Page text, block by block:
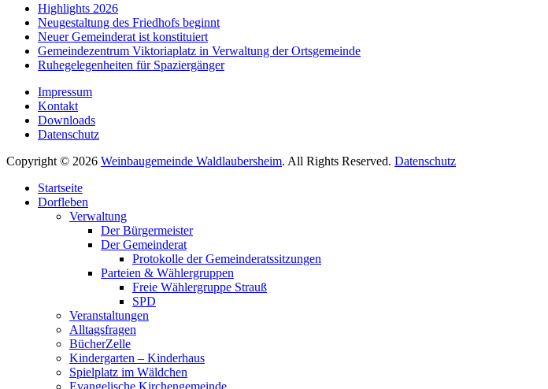
Highlights 2026
Neugestaltung des Friedhofs beginnt
Neuer Gemeinderat ist konstituiert
Gemeindezentrum Viktoriaplatz in Verwaltung der Ortsgemeinde
Ruhegelegenheiten für Spaziergänger
Impressum
Kontakt
Downloads
Datenschutz
Copyright © 2026 Weinbaugemeinde Waldlaubersheim. All Rights Reserved. Datenschutz
oben
scrollen
Startseite
Dorfleben
Verwaltung
Der Bürgermeister
Der Gemeinderat
Protokolle der Gemeinderatssitzungen
Parteien & Wählergruppen
Freie Wählergruppe Strauß
SPD
Veranstaltungen
Alltagsfragen
BücherZelle
Kindergarten – Kinderhaus
Spielplatz im Wäldchen
Evangelische Kirchengemeinde